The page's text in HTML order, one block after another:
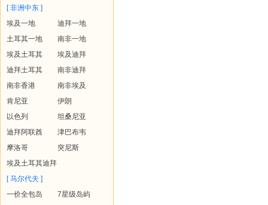
[ 非洲中东 ]
埃及一地
迪拜一地
土耳其一地
南非一地
埃及土耳其
埃及迪拜
迪拜土耳其
南非迪拜
南非香港
南非埃及
肯尼亚
伊朗
以色列
坦桑尼亚
迪拜阿联酋
津巴布韦
摩洛哥
突尼斯
埃及土耳其迪拜
[ 马尔代夫 ]
一价全包岛
7星级岛屿